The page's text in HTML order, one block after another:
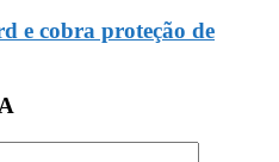
e cobra proteção de